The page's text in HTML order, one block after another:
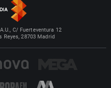
C/ Fuerteventura 12
Reyes, 28703 Madrid